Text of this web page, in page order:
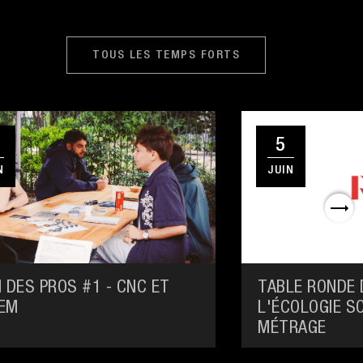
TOUS LES TEMPS FORTS
DES PROS #1 - CNC ET
5
JUIN
TABLE RONDE
L'ÉCOLOGIE
MÉTRAGE